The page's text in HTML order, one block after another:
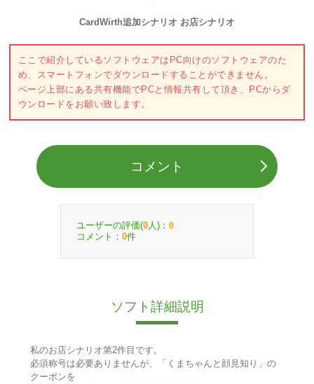
CardWirth追加シナリオ お店シナリオ
ここで紹介しているソフトウェアはPC向けのソフトウェアのた
め、スマートフォンでダウンロードすることができません。
ページ上部にある共有機能でPCと情報共有して頂き、PCからダ
ウンロードをお願い致します。
コメント
ユーザーの評価(0 人)： 0
コメント： 0件
ソフト詳細説明
私のお店シナリオ第2作目です。
必須称号は必要ありませんが、「くまちゃんと顔見知り」の
クーポンを